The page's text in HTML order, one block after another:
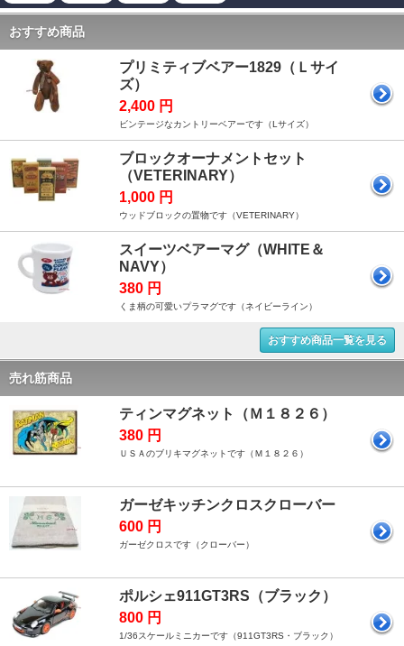
おすすめ商品
プリミティブベアー1829（Ｌサイ
ズ）
2,400 円
ビンテージなカントリーベアーです（Lサイズ）
ブロックオーナメントセット
（VETERINARY）
1,000 円
ウッドブロックの置物です（VETERINARY）
スイーツベアーマグ（WHITE＆
NAVY）
380 円
くま柄の可愛いプラマグです（ネイビーライン）
おすすめ商品一覧を見る
売れ筋商品
ティンマグネット（Ｍ１８２６）
380 円
ＵＳＡのブリキマグネットです（Ｍ１８２６）
ガーゼキッチンクロスクローバー
600 円
ガーゼクロスです（クローバー）
ポルシェ911GT3RS（ブラック）
800 円
1/36スケールミニカーです（911GT3RS・ブラック）